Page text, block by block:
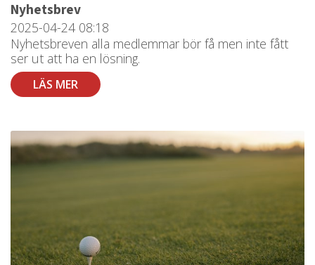
Nyhetsbrev
2025-04-24 08:18
Nyhetsbreven alla medlemmar bör få men inte fått
ser ut att ha en lösning.
LÄS MER